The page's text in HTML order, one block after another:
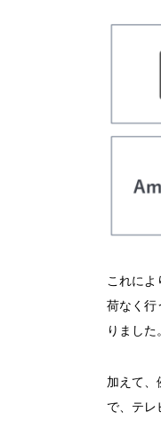
これに
荷なく行
りました。
加えて、
で、テレ